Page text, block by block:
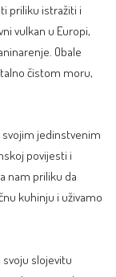
priliku istražiti i
vulkan u Europi,
Obale
čistom moru,
svojim jedinstvenim
povijesti i
nam priliku da
kuhinju i uživamo
svoju slojevitu